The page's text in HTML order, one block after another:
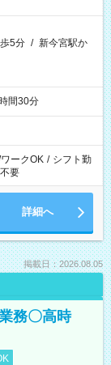
5分 / 新今宮駅か
間30分
ークOK / シフト勤
要
詳細へ
掲載日：2026.08.05
務〇高時